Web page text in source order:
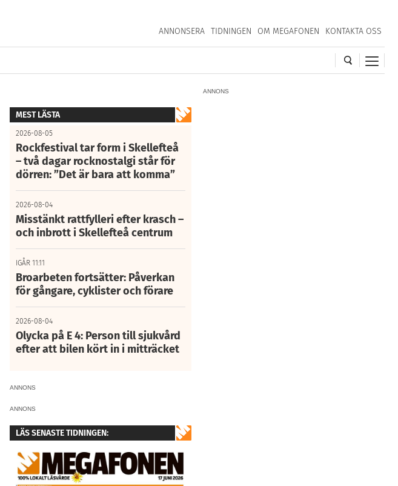
ANNONSERA TIDNINGEN OM MEGAFONEN KONTAKTA OSS
ANNONS
MEST LÄSTA
2026-08-05
Rockfestival tar form i Skellefteå
– två dagar rocknostalgi står för
dörren: ”Det är bara att komma”
2026-08-04
Misstänkt rattfylleri efter krasch –
och inbrott i Skellefteå centrum
IGÅR 11:11
Broarbeten fortsätter: Påverkan
för gångare, cyklister och förare
2026-08-04
Olycka på E 4: Person till sjukvård
efter att bilen kört in i mitträcket
ANNONS
ANNONS
LÄS SENASTE TIDNINGEN: